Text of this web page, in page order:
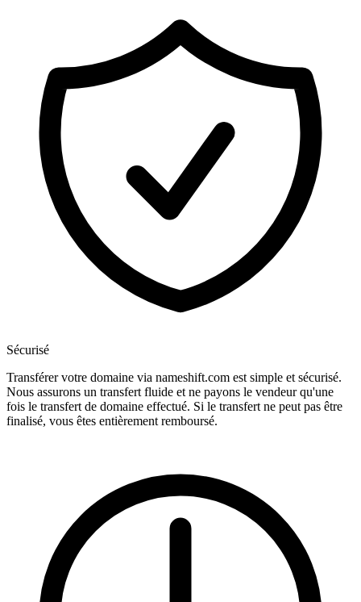
Sécurisé
Transférer votre domaine via nameshift.com est simple et sécurisé.
Nous assurons un transfert fluide et ne payons le vendeur qu'une
fois le transfert de domaine effectué. Si le transfert ne peut pas être
finalisé, vous êtes entièrement remboursé.